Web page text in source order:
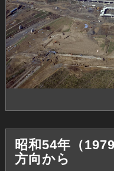
昭和54年（
方向から